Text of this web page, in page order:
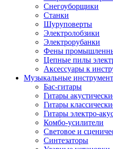
Снегоуборщики
Станки
Шуруповерты
Электролобзики
Электрорубанки
Фены
Цепные пилы
Аксессуары к
Музыкальные
Бас-гитары
Гитары
Гитары
Гитары электро-
Комбо-усилители
Световое и
Синтезаторы